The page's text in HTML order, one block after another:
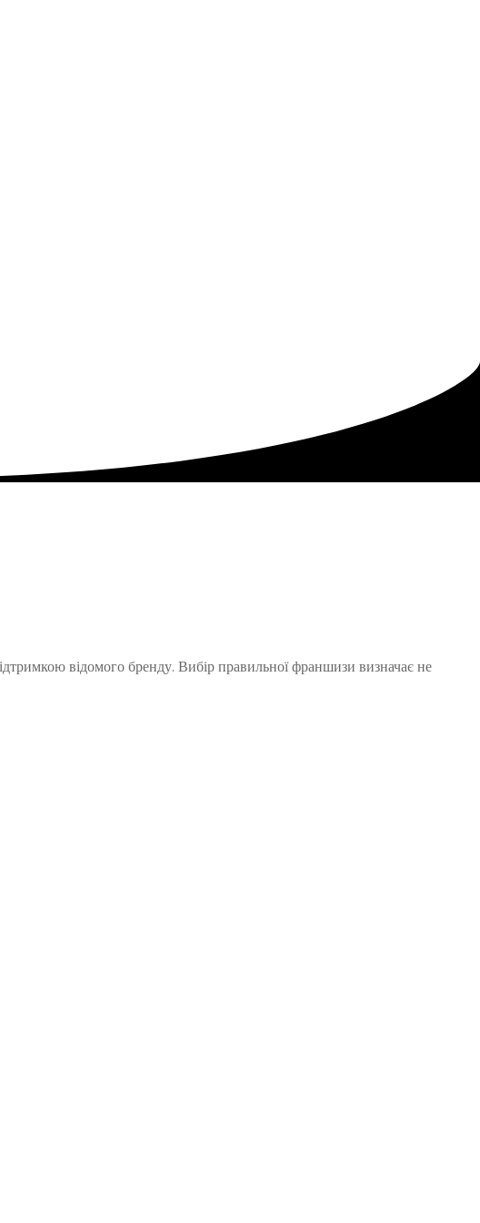
відомого бренду. Вибір правильної франшизи визначає не